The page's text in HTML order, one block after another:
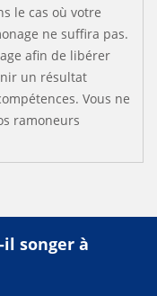
le cas où votre
ne suffira pas.
afin de libérer
un résultat
Vous ne
ramoneurs
songer à